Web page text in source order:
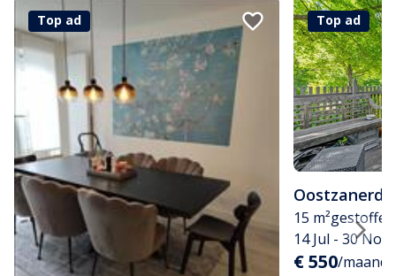
Top ad Top ad
15 m²
14 Jul - 30 Nov
€ 550/maand